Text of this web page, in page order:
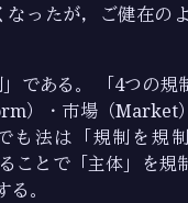
ったが，ご健在の
である。 「4つの規
）・市場（Market
も法は「規制を規
とで「主体」を規
。